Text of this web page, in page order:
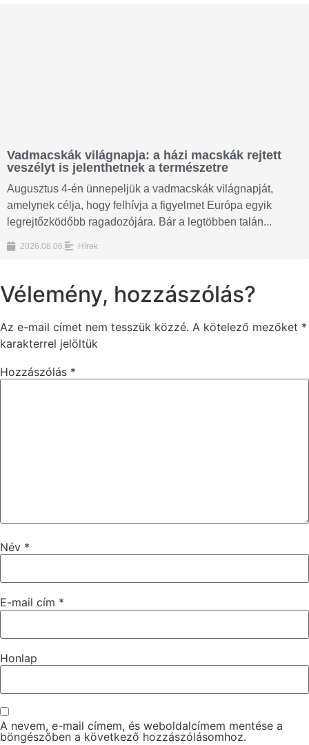
Vadmacskák világnapja: a házi macskák rejtett
veszélyt is jelenthetnek a természetre
Augusztus 4-én ünnepeljük a vadmacskák világnapját,
amelynek célja, hogy felhívja a figyelmet Európa egyik
legrejtőzködőbb ragadozójára. Bár a legtöbben talán...
2026.08.06. Hírek
Vélemény, hozzászólás?
Az e-mail címet nem tesszük közzé. A kötelező mezőket *
karakterrel jelöltük
Hozzászólás *
Név *
E-mail cím *
Honlap
A nevem, e-mail címem, és weboldalcímem mentése a
böngészőben a következő hozzászólásomhoz.